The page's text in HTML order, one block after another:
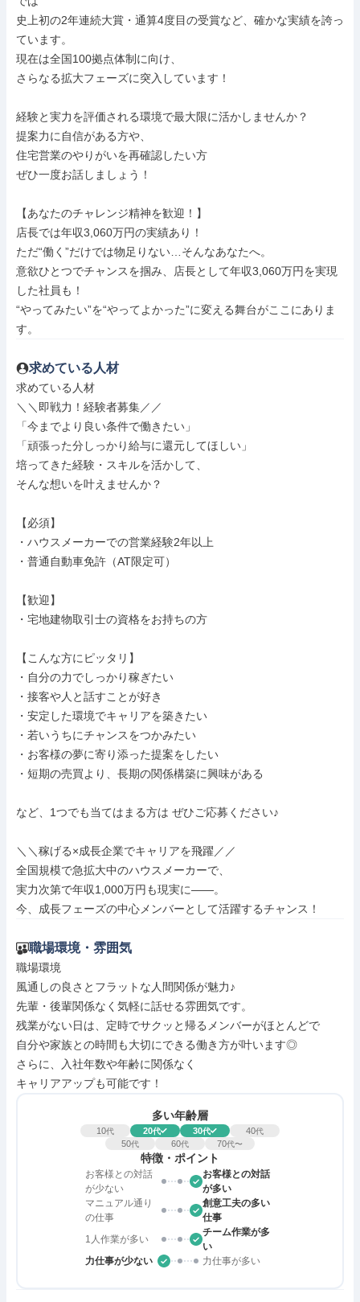
史上初の2年連続大賞・通算4度目の受賞など、確かな実績を誇っ
ています。
現在は全国100拠点体制に向け、
さらなる拡大フェーズに突入しています！
経験と実力を評価される環境で最大限に活かしませんか？
提案力に自信がある方や、
住宅営業のやりがいを再確認したい方
ぜひ一度お話しましょう！
【あなたのチャレンジ精神を歓迎！】
店長では年収3,060万円の実績あり！
ただ“働く”だけでは物足りない…そんなあなたへ。
意欲ひとつでチャンスを掴み、店長として年収3,060万円を実現
した社員も！
“やってみたい”を“やってよかった”に変える舞台がここにありま
す。
求めている人材
求めている人材
＼＼即戦力！経験者募集／／
「今までより良い条件で働きたい」
「頑張った分しっかり給与に還元してほしい」
培ってきた経験・スキルを活かして、
そんな想いを叶えませんか？
【必須】
・ハウスメーカーでの営業経験2年以上
・普通自動車免許（AT限定可）
【歓迎】
・宅地建物取引士の資格をお持ちの方
【こんな方にピッタリ】
・自分の力でしっかり稼ぎたい
・接客や人と話すことが好き
・安定した環境でキャリアを築きたい
・若いうちにチャンスをつかみたい
・お客様の夢に寄り添った提案をしたい
・短期の売買より、長期の関係構築に興味がある
など、1つでも当てはまる方は ぜひご応募ください♪
＼＼稼げる×成長企業でキャリアを飛躍／／
全国規模で急拡大中のハウスメーカーで、
実力次第で年収1,000万円も現実に――。
今、成長フェーズの中心メンバーとして活躍するチャンス！
職場環境・雰囲気
職場環境
風通しの良さとフラットな人間関係が魅力♪
先輩・後輩関係なく気軽に話せる雰囲気です。
残業がない日は、定時でサクッと帰るメンバーがほとんどで
自分や家族との時間も大切にできる働き方が叶います◎
さらに、入社年数や年齢に関係なく
キャリアアップも可能です！
多い年齢層
10代 20代 30代 40代
50代 60代 70代〜
特徴・ポイント
お客様との対話
が少ない
お客様との対話
が多い
マニュアル通り
の仕事
創意工夫の多い
仕事
1人作業が多い
チーム作業が多
い
力仕事が少ない
力仕事が多い